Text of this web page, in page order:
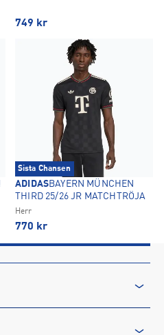
749 kr
Sista Chansen
ADIDASBAYERN MÜNCHEN
THIRD 25/26 JR MATCHTRÖJA
Herr
770 kr